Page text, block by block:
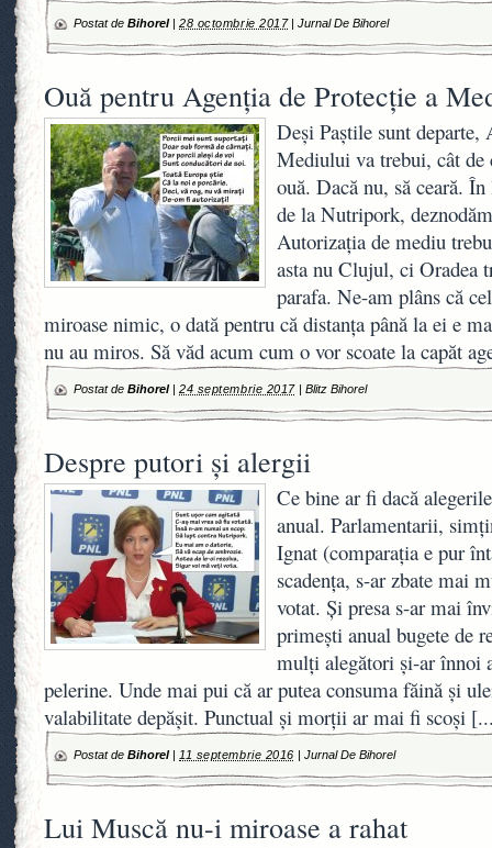
Postat de Bihorel| 28 octombrie 2017|Jurnal De Bihorel
Ouă pentru Agenția de Protecție a
Deși Paștile sunt departe,
Mediului va trebui, cât de
ouă. Dacă nu, să ceară.
de la Nutripork,
Autorizația de mediu
asta nu Clujul, ci Oradea
parafa. Ne-am plâns că
miroase nimic, o dată pentru că distanța până la ei e
nu au miros. Să văd acum cum o vor scoate la capăt
Postat de Bihorel| 24 septembrie 2017| Blitz Bihorel
Despre putori și alergii
Ce bine ar fi dacă
anual. Parlamentarii,
Ignat (comparația e pur
scadența, s-ar zbate mai
votat. Și presa s-ar mai
primești anual bugete de
mulți alegători și-ar înnoi
pelerine. Unde mai pui că ar putea consuma făină și
valabilitate depășit. Punctual și morții ar mai fi scoși
Postat de Bihorel| 11 septembrie 2016 | Jurnal De Bihorel
Lui Muscă nu-i miroase a rahat